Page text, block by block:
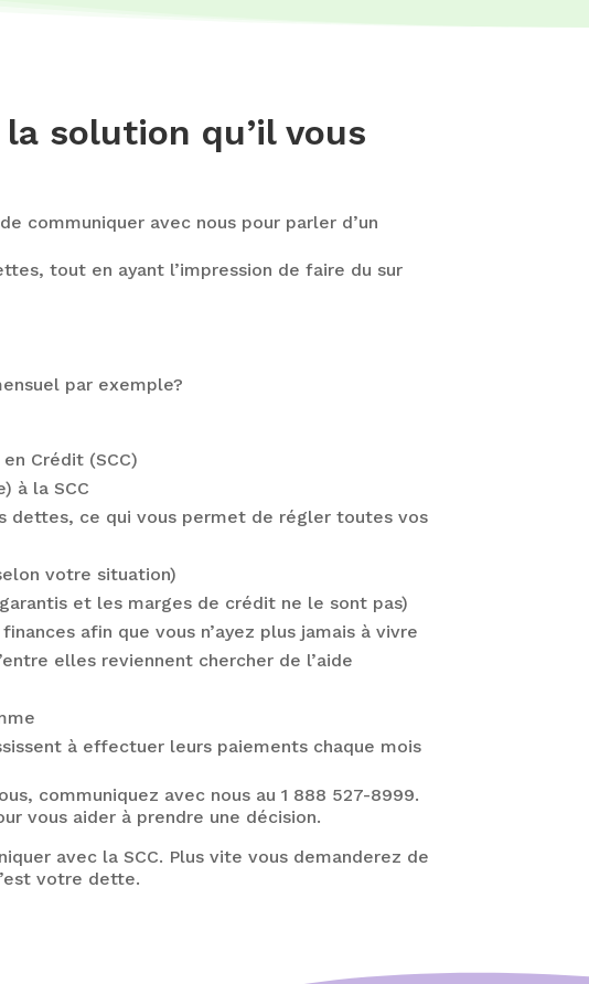
solution qu’il vous
communiquer avec nous pour parler d’un
tout en ayant l’impression de faire du sur
par exemple?
Crédit (SCC)
à la SCC
dettes, ce qui vous permet de régler toutes vos
votre situation)
et les marges de crédit ne le sont pas)
afin que vous n’ayez plus jamais à vivre
elles reviennent chercher de l’aide
à effectuer leurs paiements chaque mois
communiquez avec nous au 1 888 527-8999.
vous aider à prendre une décision.
avec la SCC. Plus vite vous demanderez de
votre dette.